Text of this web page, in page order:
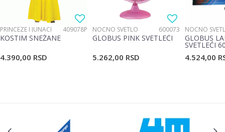
PRINCEZE I JUNACI 409078P
KOSTIM SNEŽANE
4.390,00 RSD
NOĆNO SVETLO 600073
GLOBUS PINK SVETLEĆI
5.262,00 RSD
NOĆNO
GLOBUS
SVETLEĆI
4.524,00